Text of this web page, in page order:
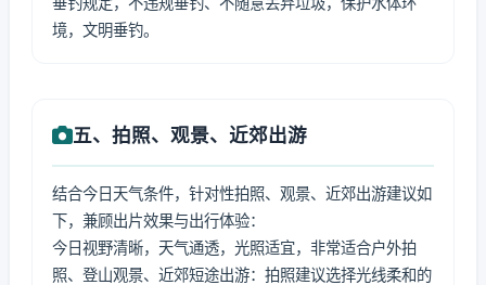
境，文明垂钓。
五、拍照、观景、近郊出游
结合今日天气条件，针对性拍照、观景、近郊出游建议如
下，兼顾出片效果与出行体验：
今日视野清晰，天气通透，光照适宜，非常适合户外拍
照、登山观景、近郊短途出游：拍照建议选择光线柔和的